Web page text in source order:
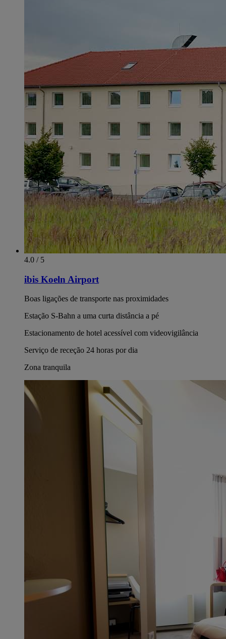
4.0 / 5
ibis Koeln Airport
Boas ligações de transporte nas proximidades
Estação S-Bahn a uma curta distância a pé
Estacionamento de hotel acessível com videovigilância
Serviço de receção 24 horas por dia
Zona tranquila